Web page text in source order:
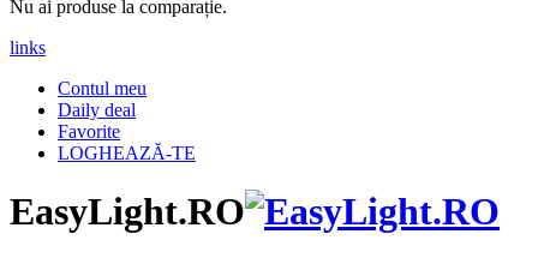
Nu ai produse la comparație.
links
Contul meu
Daily deal
Favorite
LOGHEAZĂ-TE
EasyLight.RO